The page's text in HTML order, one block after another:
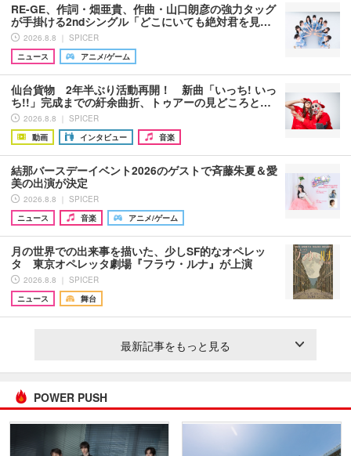
RE-GE、作詞・畑亜貴、作曲・山口朗彦の強力タッグ
が手掛ける2ndシングル「どこにいても絶対君を見…
2026.8.8 ｜ SPICER
ニュース
アニメ/ゲーム
仙台貨物 2年半ぶり活動再開！ 新曲「いっち! いっ
ち!!」完成までの紆余曲折、トゥアーの見どころと…
2026.8.8 ｜ SPICER
動画
インタビュー 音楽
結那バースデーイベント2026のゲストで斉藤朱夏＆愛
美の出演が決定
2026.8.8 ｜ SPICER
ニュース
音楽 アニメ/ゲーム
月の世界での出来事を描いた、少しSF的なオペレッ
タ 東京オペレッタ劇場『フラウ・ルナ』が上演
2026.8.8 ｜ SPICER
ニュース
舞台
最新記事をもっと見る
POWER PUSH